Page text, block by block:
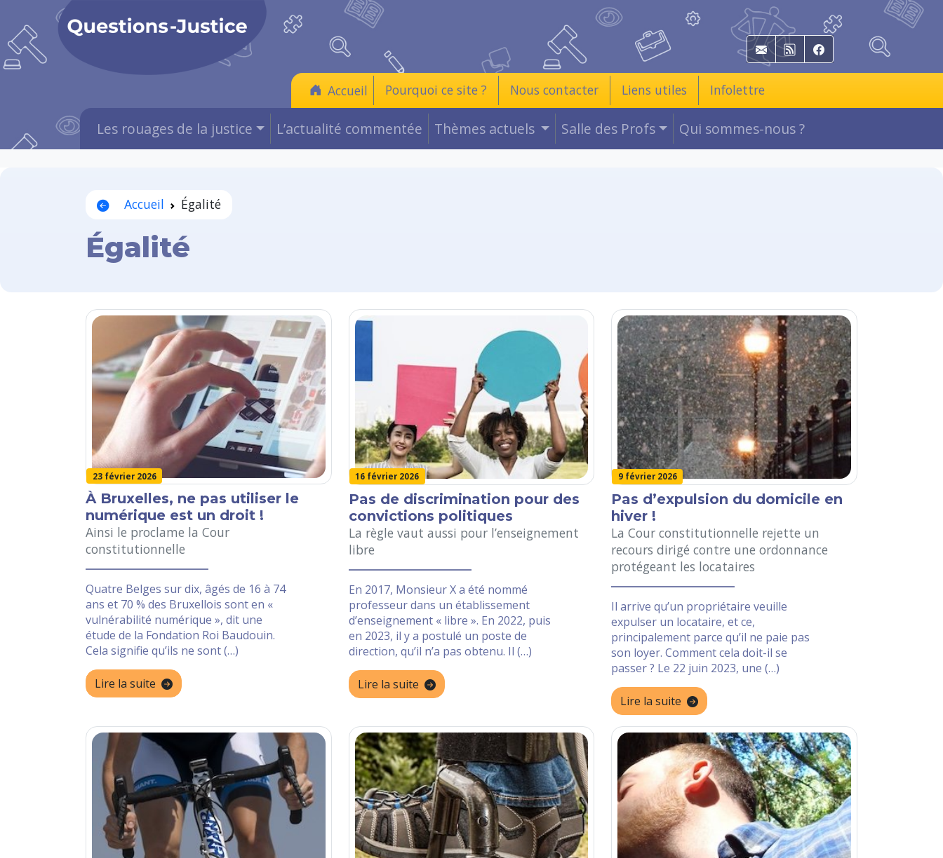
E-mail RSS Facebook
Accueil Pourquoi ce site ? Nous contacter Liens utiles Infolettre
Les rouages de la justice L’actualité commentée Thèmes actuels Salle des Profs Qui sommes-nous ?
Accueil Égalité
Égalité
23 février 2026
À Bruxelles, ne pas utiliser le
numérique est un droit !
Ainsi le proclame la Cour
constitutionnelle
Quatre Belges sur dix, âgés de 16 à 74
ans et 70 % des Bruxellois sont en «
vulnérabilité numérique », dit une
étude de la Fondation Roi Baudouin.
Cela signifie qu’ils ne sont (…)
Lire la suite
16 février 2026
Pas de discrimination pour des
convictions politiques
La règle vaut aussi pour l’enseignement
libre
En 2017, Monsieur X a été nommé
professeur dans un établissement
d’enseignement « libre ». En 2022, puis
en 2023, il y a postulé un poste de
direction, qu’il n’a pas obtenu. Il (…)
Lire la suite
9 février 2026
Pas d’expulsion du domicile en
hiver !
La Cour constitutionnelle rejette un
recours dirigé contre une ordonnance
protégeant les locataires
Il arrive qu’un propriétaire veuille
expulser un locataire, et ce,
principalement parce qu’il ne paie pas
son loyer. Comment cela doit-il se
passer ? Le 22 juin 2023, une (…)
Lire la suite